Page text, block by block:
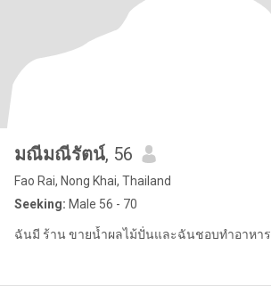
มณีมณีรัตน์, 56
Fao Rai, Nong Khai, Thailand
Seeking: Male 56 - 70
ฉันมี ร้าน ขายน้ำผลไม้ปั่นและฉันชอบทำอาหาร